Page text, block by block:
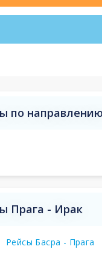
по
Прага - Ирак
Рейсы Басра - Прага